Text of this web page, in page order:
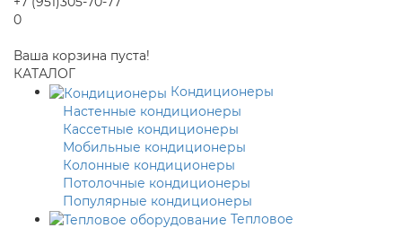
0
Ваша корзина пуста!
КАТАЛОГ
Кондиционеры
Настенные кондиционеры
Кассетные кондиционеры
Мобильные кондиционеры
Колонные кондиционеры
Потолочные кондиционеры
Популярные кондиционеры
Тепловое